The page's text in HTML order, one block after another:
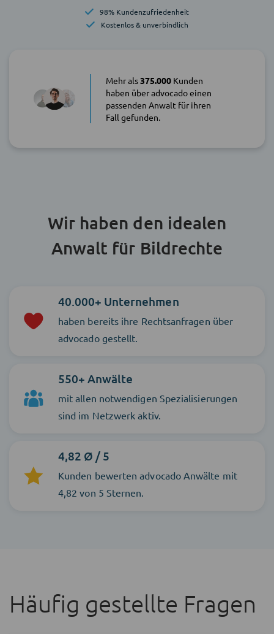
98% Kundenzufriedenheit
Kostenlos & unverbindlich
Mehr als375.000Kunden
haben über advocado einen
passenden Anwalt für ihren
Fall gefunden.
Wir haben den idealen
Anwalt für Bildrechte
40.000+ Unternehmen
haben bereits ihre Rechtsanfragen über
advocado gestellt.
550+ Anwälte
mit allen notwendigen Spezialisierungen
sind im Netzwerk aktiv.
4,82 Ø / 5
Kunden bewerten advocado Anwälte mit
4,82 von 5 Sternen.
Häufig gestellte Fragen